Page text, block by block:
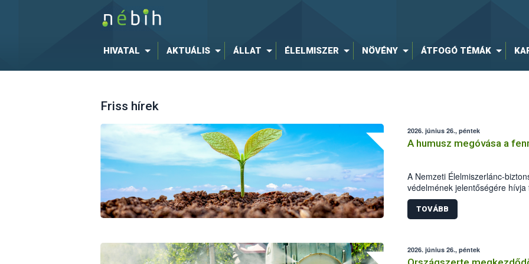
HIVATAL AKTUÁLIS ÁLLAT ÉLELMISZER NÖVÉNY ÁTFOGÓ TÉMÁK
Friss hírek
2026. június 26., péntek
A humusz megóvása a
A Nemzeti Élelmiszerlánc-
védelmének jelentőségére
földhasználathoz és a
fontos a humuszos termőréteg
felhasználása. A beruházások,
TOVÁBB
2026. június 26., péntek